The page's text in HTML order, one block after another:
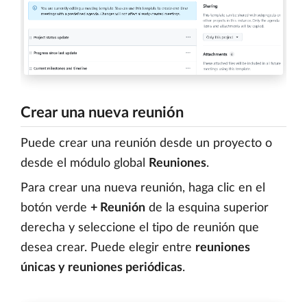
Crear una nueva reunión
Puede crear una reunión desde un proyecto o
desde el módulo global
Reuniones.
Para crear una nueva reunión, haga clic en el
botón verde + Reunión de la esquina superior
derecha y seleccione el tipo de reunión que
desea crear. Puede elegir entre reuniones
únicas y reuniones periódicas.